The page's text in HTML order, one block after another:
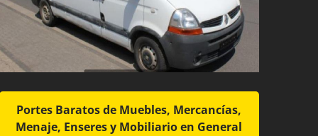
Portes Baratos de Muebles, Mercancías,
Menaje, Enseres y Mobiliario en General